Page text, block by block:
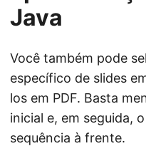
Java
Você também pode
específico de slides
los em PDF. Basta
inicial e, em seguida,
sequência à frente.